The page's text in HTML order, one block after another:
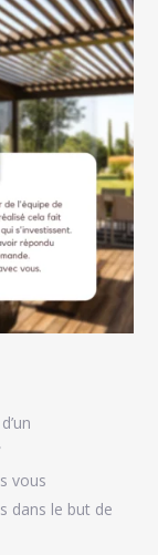
vous
dans le but de